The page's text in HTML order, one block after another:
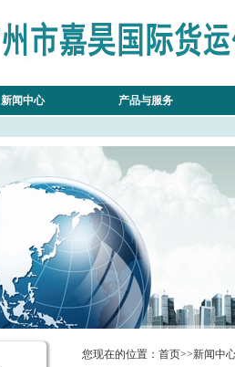
新闻中心 产品与服务
您现在的位置：首页>>新闻中